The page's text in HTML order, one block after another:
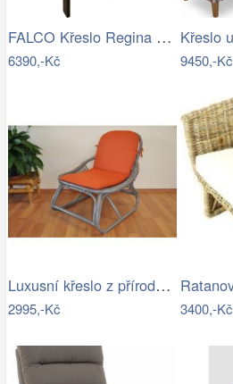
FALCO Křeslo Regina hnědá Mdum
6390,-Kč 9450,-Kč
Luxusní křeslo z přírodního ratanu - AX
2995,-Kč 3400,-Kč